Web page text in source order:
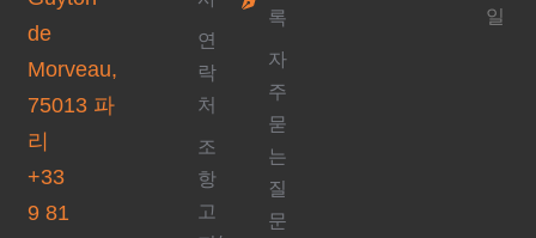
de
Morveau,
75013 파
리
+33
9 81
연
락
처
조
항
고
록
자
주
묻
는
질
문
일